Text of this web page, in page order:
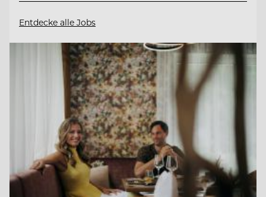
Entdecke alle Jobs